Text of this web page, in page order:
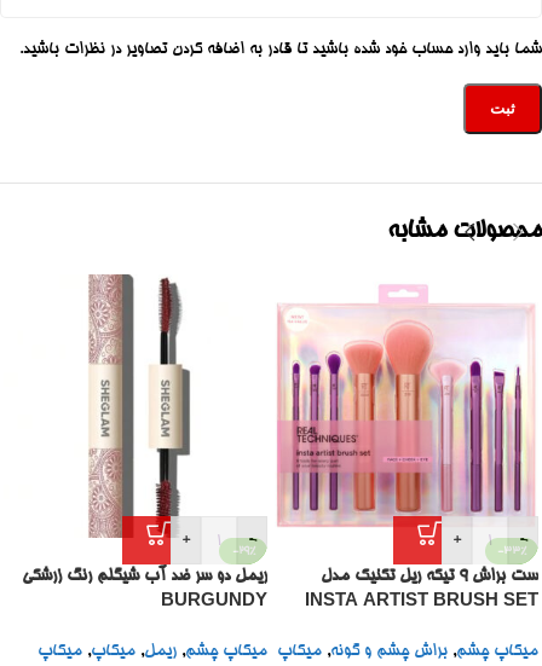
شما باید وارد حساب خود شده باشید تا قادر به اضافه کردن تصاویر در نظرات باشید.
محصولات مشابه
-33%
-
+
ست براش 9 تیکه ریل تکنیک مدل
INSTA ARTIST BRUSH SET
میکاپ چشم, براش چشم و گونه, میکاپ
-29%
-
+
ریمل دو سر ضد آب شیگلم رنگ زرشکی
BURGUNDY
میکاپ چشم, ریمل, میکاپ, میکاپ